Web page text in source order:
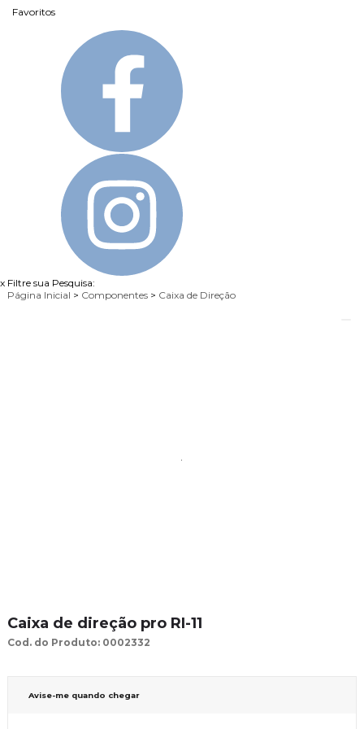
Favoritos
x Filtre sua Pesquisa:
Página Inicial > Componentes > Caixa de Direção
Caixa de direção pro RI-11
Cod. do Produto: 0002332
Avise-me quando chegar